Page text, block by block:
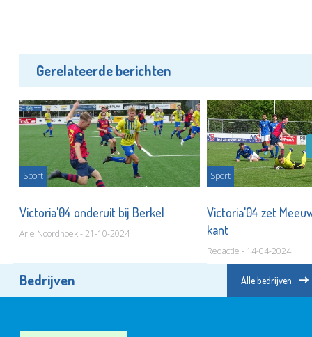
Gerelateerde berichten
Sport
Victoria'04 onderuit bij Berkel
Arie Noordhoek - 21-10-2024
Sport
Victoria'04 zet
kant
Redactie - 14-04-2024
Bedrijven Alle bedrijven